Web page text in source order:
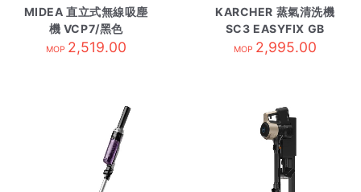
MIDEA 直立式無線吸塵
機 VCP7/黑色
MOP 2,519.00
KARCHER 蒸氣清洗機
SC3 EASYFIX GB
MOP 2,995.00